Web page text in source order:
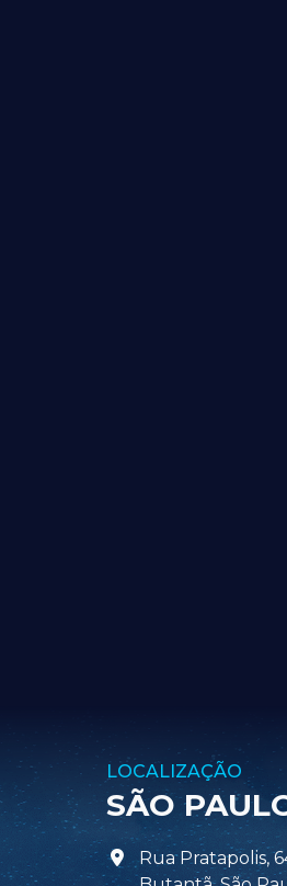
LOCALIZAÇÃO
SÃO
Rua Pratapolis,